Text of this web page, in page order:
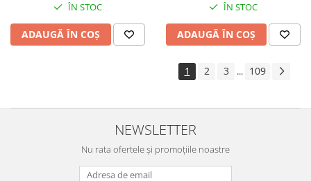
ÎN STOC
ADAUGĂ ÎN COȘ
ÎN STOC
ADAUGĂ ÎN COȘ
1 2 3 ... 109
NEWSLETTER
Nu rata ofertele și promoțiile noastre